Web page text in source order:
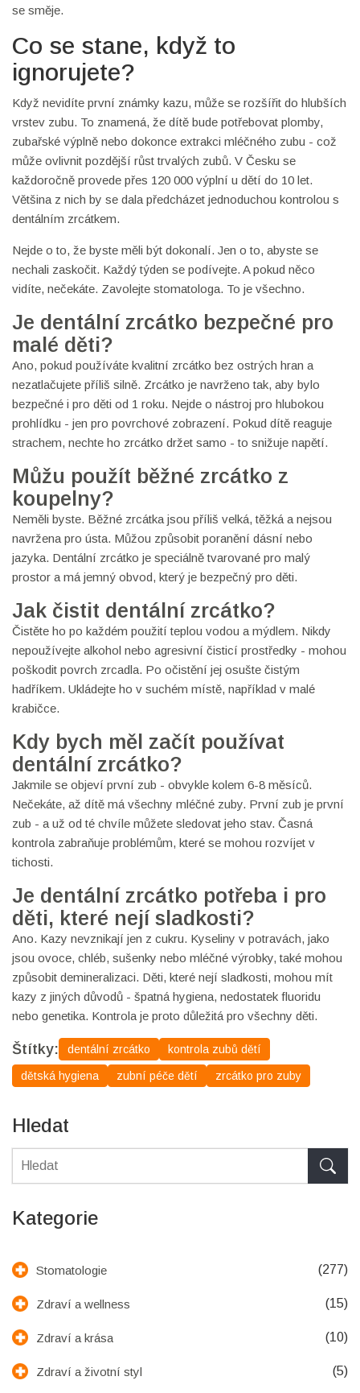
se směje.
Co se stane, když to
ignorujete?
Když nevidíte první známky kazu, může se rozšířit do hlubších
vrstev zubu. To znamená, že dítě bude potřebovat plomby,
zubařské výplně nebo dokonce extrakci mléčného zubu - což
může ovlivnit pozdější růst trvalých zubů. V Česku se
každoročně provede přes 120 000 výplní u dětí do 10 let.
Většina z nich by se dala předcházet jednoduchou kontrolou s
dentálním zrcátkem.
Nejde o to, že byste měli být dokonalí. Jen o to, abyste se
nechali zaskočit. Každý týden se podívejte. A pokud něco
vidíte, nečekáte. Zavolejte stomatologa. To je všechno.
Je dentální zrcátko bezpečné pro
malé děti?
Ano, pokud používáte kvalitní zrcátko bez ostrých hran a
nezatlačujete příliš silně. Zrcátko je navrženo tak, aby bylo
bezpečné i pro děti od 1 roku. Nejde o nástroj pro hlubokou
prohlídku - jen pro povrchové zobrazení. Pokud dítě reaguje
strachem, nechte ho zrcátko držet samo - to snižuje napětí.
Můžu použít běžné zrcátko z
koupelny?
Neměli byste. Běžné zrcátka jsou příliš velká, těžká a nejsou
navržena pro ústa. Můžou způsobit poranění dásní nebo
jazyka. Dentální zrcátko je speciálně tvarované pro malý
prostor a má jemný obvod, který je bezpečný pro děti.
Jak čistit dentální zrcátko?
Čistěte ho po každém použití teplou vodou a mýdlem. Nikdy
nepoužívejte alkohol nebo agresivní čisticí prostředky - mohou
poškodit povrch zrcadla. Po očistění jej osušte čistým
hadříkem. Ukládejte ho v suchém místě, například v malé
krabičce.
Kdy bych měl začít používat
dentální zrcátko?
Jakmile se objeví první zub - obvykle kolem 6-8 měsíců.
Nečekáte, až dítě má všechny mléčné zuby. První zub je první
zub - a už od té chvíle můžete sledovat jeho stav. Časná
kontrola zabraňuje problémům, které se mohou rozvíjet v
tichosti.
Je dentální zrcátko potřeba i pro
děti, které nejí sladkosti?
Ano. Kazy nevznikají jen z cukru. Kyseliny v potravách, jako
jsou ovoce, chléb, sušenky nebo mléčné výrobky, také mohou
způsobit demineralizaci. Děti, které nejí sladkosti, mohou mít
kazy z jiných důvodů - špatná hygiena, nedostatek fluoridu
nebo genetika. Kontrola je proto důležitá pro všechny děti.
Štítky: dentální zrcátko kontrola zubů dětí
dětská hygiena zubní péče dětí zrcátko pro zuby
Hledat
Kategorie
Stomatologie (277)
Zdraví a wellness (15)
Zdraví a krása (10)
Zdraví a životní styl (5)